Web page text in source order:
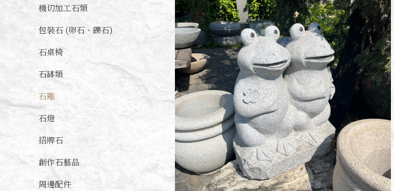
機切加工石類
包裝石 (卵石、礫石)
石桌椅
石缽類
石雕
石燈
招牌石
創作石藝品
周邊配件